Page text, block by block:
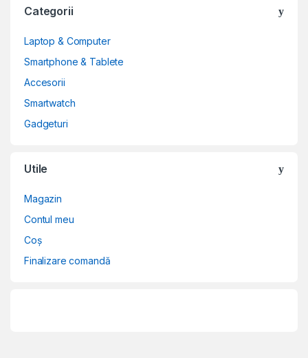
Categorii
Laptop & Computer
Smartphone & Tablete
Accesorii
Smartwatch
Gadgeturi
Utile
Magazin
Contul meu
Coș
Finalizare comandă